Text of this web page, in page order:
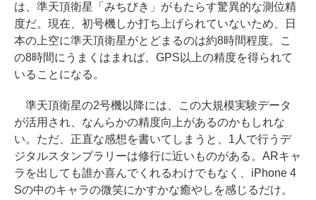
は、準天頂衛星「みちびき」がもたらす驚異的な測位精
度だ。現在、初号機しか打ち上げられていないため、日
本の上空に準天頂衛星がとどまるのは約8時間程度。こ
の8時間にうまくはまれば、GPS以上の精度を得られて
いることになる。
準天頂衛星の2号機以降には、この大規模実験データ
が活用され、なんらかの精度向上があるのかもしれな
い。ただ、正直な感想を書いてしまうと、1人で行うデ
ジタルスタンプラリーは修行に近いものがある。ARキャ
ラを出しても誰か喜んでくれるわけでもなく、iPhone 4
Sの中のキャラの微笑にかすかな癒やしを感じるだけ。